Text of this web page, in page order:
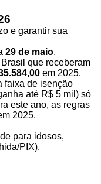
e garantir sua
29 de maio.
que receberam
em 2025.
faixa de isenção
até R$ 5 mil) só
este ano, as regras
2025.
para idosos,
PIX).